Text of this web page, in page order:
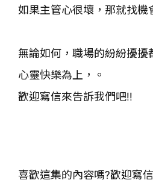
如果主管心很壞，那就找機
無論如何，職場的紛紛擾擾
心靈快樂為上，。
歡迎寫信來告訴我們吧!!
喜歡這集的內容嗎?歡迎寫